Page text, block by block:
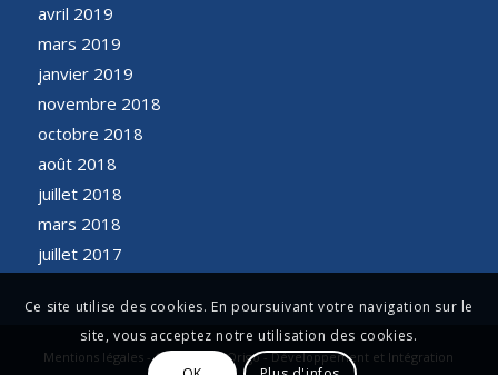
avril 2019
mars 2019
janvier 2019
novembre 2018
octobre 2018
août 2018
juillet 2018
mars 2018
juillet 2017
Mentions légales - Conception Origo - Développement et Intégration
Ce site utilise des cookies. En poursuivant votre navigation sur le
site, vous acceptez notre utilisation des cookies.